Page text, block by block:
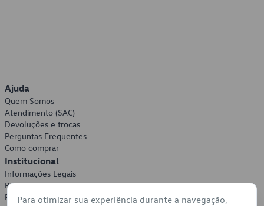
Ajuda
Quem Somos
Atendimento (SAC)
Devoluções e trocas
Perguntas Frequentes
Como comprar
Institucional
Informações Legais
Política de Privacidade
Política de Cookies
Para otimizar sua experiência durante a navegação,